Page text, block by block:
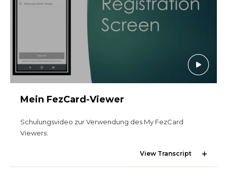
Definieren Sie Ihren Weg
Unsere Verbindung mit Freemasonry
Erlebe die Bruderschaft
Kapitel
Nachrichten und Veranstaltungen
Mitgliederzentrum
Mein FezCard-Viewer
Schulungsvideo zur Verwendung des My FezCard
Viewers.
View Transcript